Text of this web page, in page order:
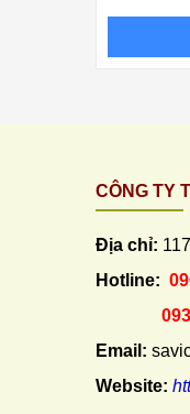
CÔNG TY
Địa chỉ:
Hotline:
Email:
Website: